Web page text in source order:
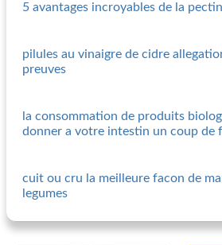
5 avantages incroyables de la
pilules au vinaigre de cidre
preuves
la consommation de produits
donner a votre intestin un coup de
cuit ou cru la meilleure facon de
legumes